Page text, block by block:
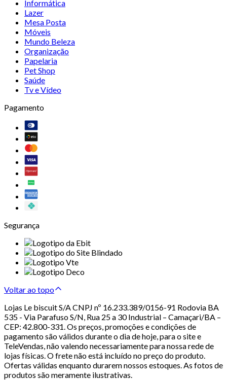
Informática
Lazer
Mesa Posta
Móveis
Mundo Beleza
Organização
Papelaria
Pet Shop
Saúde
Tv e Vídeo
Pagamento
Segurança
Voltar ao topo
Lojas Le biscuit S/A CNPJ nº 16.233.389/0156-91 Rodovia BA
535 - Via Parafuso S/N, Rua 25 a 30 Industrial – Camaçari/BA –
CEP: 42.800-331. Os preços, promoções e condições de
pagamento são válidos durante o dia de hoje, para o site e
TeleVendas, não valendo necessariamente para nossa rede de
lojas físicas. O frete não está incluído no preço do produto.
Ofertas válidas enquanto durarem nossos estoques. As fotos de
produtos são meramente ilustrativas.